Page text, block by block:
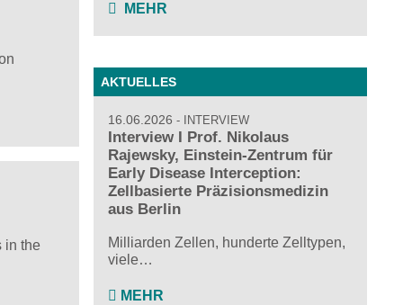
in the
MEHR
AKTUELLES
16.06.2026 INTERVIEW
Interview I Prof. Nikolaus
Rajewsky, Einstein-Zentrum für
Early Disease Interception:
Zellbasierte Präzisionsmedizin
aus Berlin
Milliarden Zellen, hunderte Zelltypen,
viele…
MEHR